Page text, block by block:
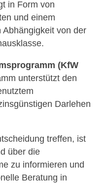
in Form von
und einem
von der
(KfW
unterstützt den
Darlehen
treffen, ist
über die
zu informieren und
Beratung in